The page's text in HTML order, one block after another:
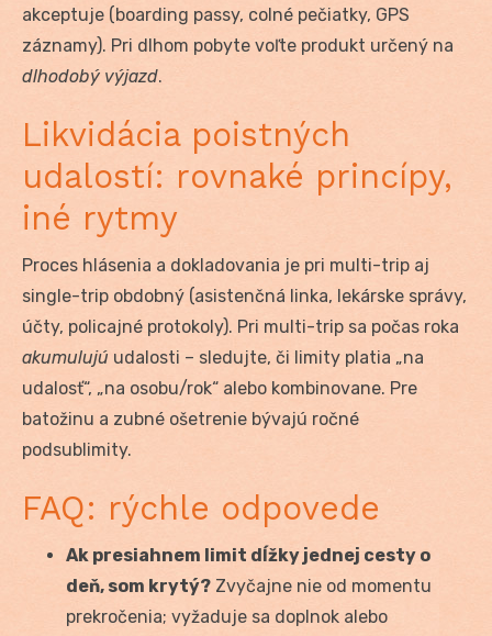
akceptuje (boarding passy, colné pečiatky, GPS
záznamy). Pri dlhom pobyte voľte produkt určený na
dlhodobý výjazd.
Likvidácia poistných
udalostí: rovnaké princípy,
iné rytmy
Proces hlásenia a dokladovania je pri multi-trip aj
single-trip obdobný (asistenčná linka, lekárske správy,
účty, policajné protokoly). Pri multi-trip sa počas roka
akumulujú udalosti – sledujte, či limity platia „na
udalosť“, „na osobu/rok“ alebo kombinovane. Pre
batožinu a zubné ošetrenie bývajú ročné
podsublimity.
FAQ: rýchle odpovede
Ak presiahnem limit dĺžky jednej cesty o
deň, som krytý? Zvyčajne nie od momentu
prekročenia; vyžaduje sa doplnok alebo